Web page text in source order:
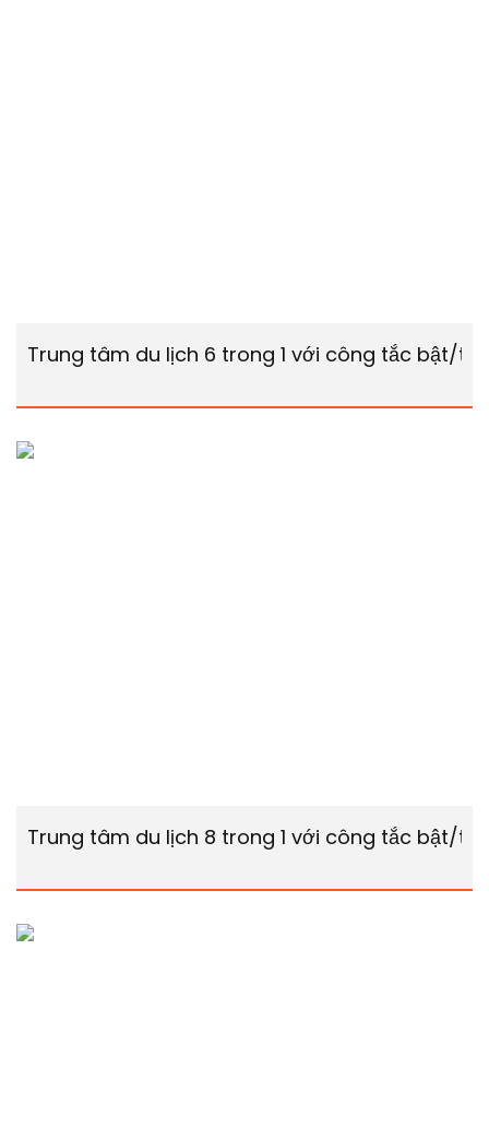
Trung tâm du lịch 6 trong 1 với công tắc bật/
Trung tâm du lịch 8 trong 1 với công tắc bật/